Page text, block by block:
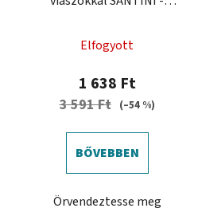
Elfogyott
1 638 Ft
3 591 Ft (–54 %)
BŐVEBBEN
Örvendeztesse meg